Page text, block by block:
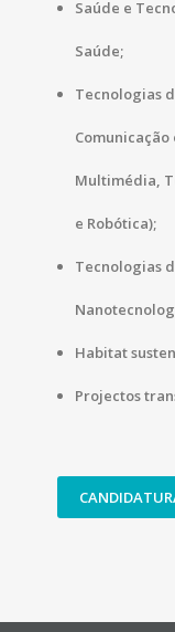
Saúde e
Saúde;
Tecnologias
Multimédia,
e Robótica);
Tecnologias
Habitat
Projectos